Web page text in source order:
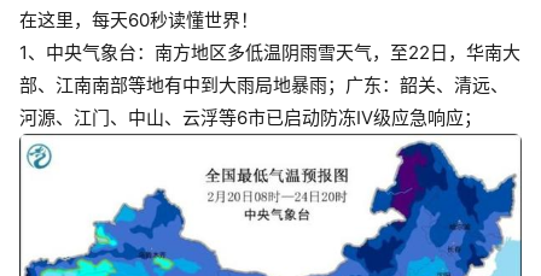
在这里，每天60秒读懂世界！
1、中央气象台：南方地区多低温阴雨雪天气，至22日，华南大
部、江南南部等地有中到大雨局地暴雨；广东：韶关、清远、
河源、江门、中山、云浮等6市已启动防冻IV级应急响应；